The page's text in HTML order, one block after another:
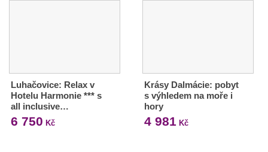
Luhačovice: Relax v
Hotelu Harmonie *** s
all inclusive…
6 750 Kč
Krásy Dalmácie: pobyt
s výhledem na moře i
hory
4 981 Kč